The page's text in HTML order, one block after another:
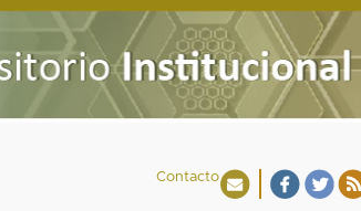
Contacto